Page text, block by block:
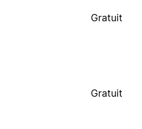
Gratuit
Gratuit